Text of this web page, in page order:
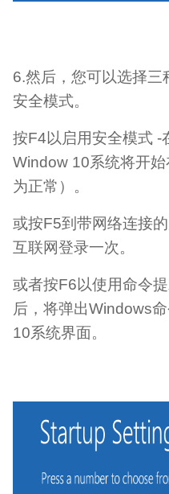
6.然后，您可以选择三
安全模式。
按F4以启用安全模式 -
Window 10系统将开
为正常）。
或按F5到带网络连接
互联网登录一次。
或者按F6以使用命令
后，将弹出Windows
10系统界面。